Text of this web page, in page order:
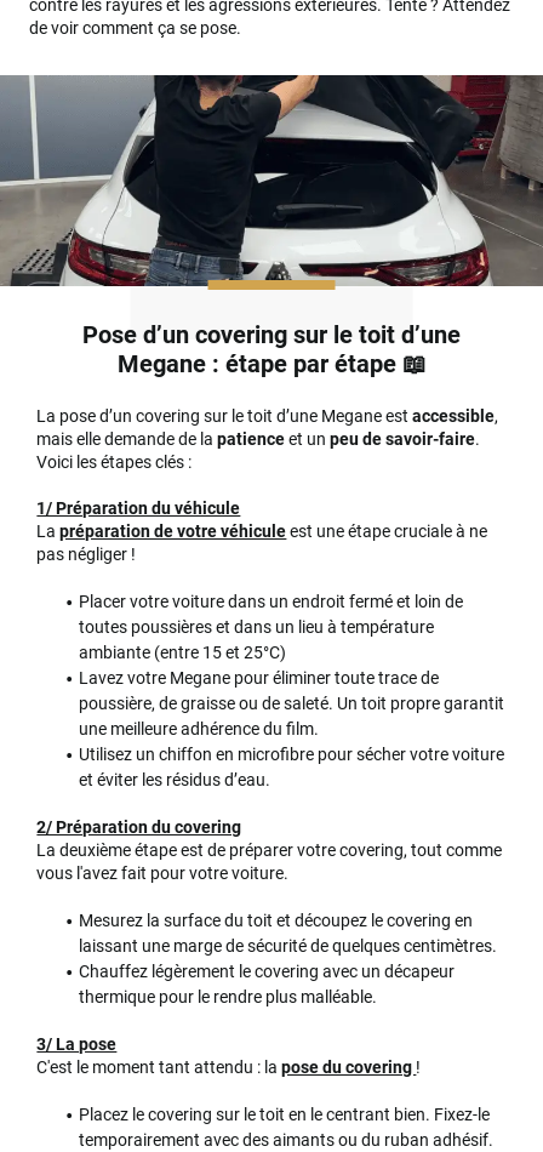
contre les rayures et les agressions extérieures. Tenté ? Attendez
de voir comment ça se pose.
Pose d’un covering sur le toit d’une
Megane : étape par étape 📖
La pose d’un covering sur le toit d’une Megane estaccessible,
mais elle demande de lapatienceet unpeu de savoir-faire.
Voici les étapes clés :
1/ Préparation du véhicule
Lapréparation de votre véhiculeest une étape cruciale à ne
pas négliger !
Placer votre voiture dans un endroit fermé et loin de
toutes poussières et dans un lieu à température
ambiante (entre 15 et 25°C)
Lavez votre Megane pour éliminer toute trace de
poussière, de graisse ou de saleté. Un toit propre garantit
une meilleure adhérence du film.
Utilisez un chiffon en microfibre pour sécher votre voiture
et éviter les résidus d’eau.
2/ Préparation du covering
La deuxième étape est de préparer votre covering, tout comme
vous l'avez fait pour votre voiture.
Mesurez la surface du toit et découpez le covering en
laissant une marge de sécurité de quelques centimètres.
Chauffez légèrement le covering avec un décapeur
thermique pour le rendre plus malléable.
3/ La pose
C'est le moment tant attendu : lapose du covering !
Placez le covering sur le toit en le centrant bien. Fixez-le
temporairement avec des aimants ou du ruban adhésif.